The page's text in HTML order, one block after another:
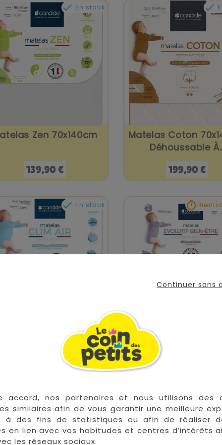
Continuer sans
accord, nos partenaires et nous utilisons des
similaires afin de vous garantir une meilleure
à des fins de statistiques ou afin de réaliser
en lien avec vos habitudes et centres d’intérêts
les réseaux sociaux.
 En stock
Zen 70x140cm
Prix
139,90 €

Matelas Coton
Déhoussable
Prix
199,90 €
 En stock
Clim Air 70x140

Matelas Évolutif
Bientôt dispo.